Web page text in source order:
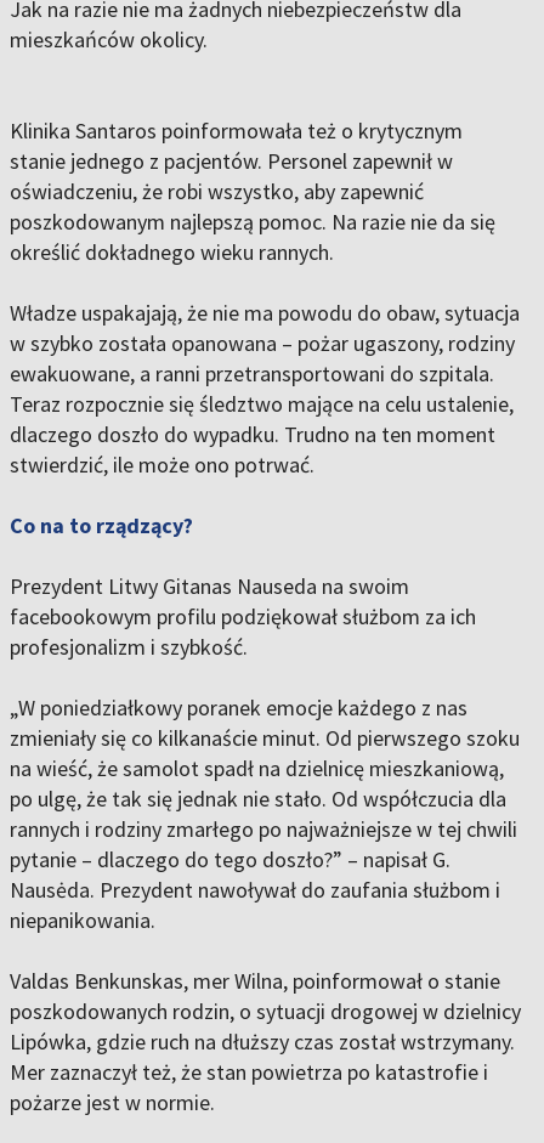
Jak na razie nie ma żadnych niebezpieczeństw dla
mieszkańców okolicy.
Klinika Santaros poinformowała też o krytycznym
stanie jednego z pacjentów. Personel zapewnił w
oświadczeniu, że robi wszystko, aby zapewnić
poszkodowanym najlepszą pomoc. Na razie nie da się
określić dokładnego wieku rannych.
Władze uspakajają, że nie ma powodu do obaw, sytuacja
w szybko została opanowana – pożar ugaszony, rodziny
ewakuowane, a ranni przetransportowani do szpitala.
Teraz rozpocznie się śledztwo mające na celu ustalenie,
dlaczego doszło do wypadku. Trudno na ten moment
stwierdzić, ile może ono potrwać.
Co na to rządzący?
Prezydent Litwy Gitanas Nauseda na swoim
facebookowym profilu podziękował służbom za ich
profesjonalizm i szybkość.
„W poniedziałkowy poranek emocje każdego z nas
zmieniały się co kilkanaście minut. Od pierwszego szoku
na wieść, że samolot spadł na dzielnicę mieszkaniową,
po ulgę, że tak się jednak nie stało. Od współczucia dla
rannych i rodziny zmarłego po najważniejsze w tej chwili
pytanie – dlaczego do tego doszło?” – napisał G.
Nausėda. Prezydent nawoływał do zaufania służbom i
niepanikowania.
Valdas Benkunskas, mer Wilna, poinformował o stanie
poszkodowanych rodzin, o sytuacji drogowej w dzielnicy
Lipówka, gdzie ruch na dłuższy czas został wstrzymany.
Mer zaznaczył też, że stan powietrza po katastrofie i
pożarze jest w normie.